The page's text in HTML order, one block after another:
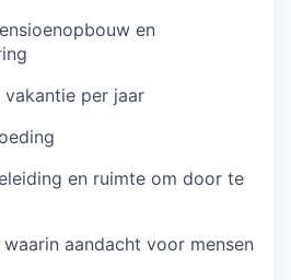
en
per jaar
en ruimte om door te
aandacht voor mensen